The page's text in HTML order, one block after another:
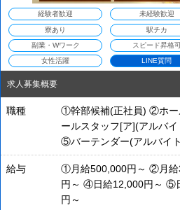
経験者歓迎 未経験歓迎
寮あり 駅チカ
副業・Wワーク スピード昇格
女性活躍 LINE質問
求人募集概要
職種
①幹部候補(正社員) ②ホ
ールスタッフ[ア](アルバ
⑤バーテンダー(アルバイ
給与
①月給500,000円～ ②月
円～ ④日給12,000円～ ⑤
円～